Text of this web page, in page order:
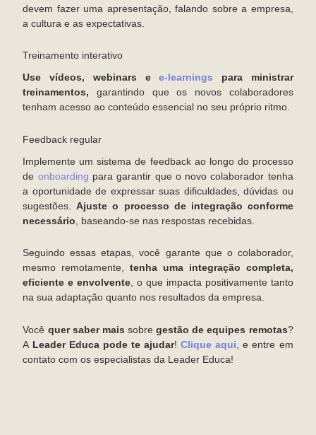
devem fazer uma apresentação, falando sobre a empresa,
a cultura e as expectativas.
Treinamento interativo
Use vídeos, webinars ee-learnings para ministrar
treinamentos, garantindo que os novos colaboradores
tenham acesso ao conteúdo essencial no seu próprio ritmo.
Feedback regular
Implemente um sistema de feedback ao longo do processo
de onboarding para garantir que o novo colaborador tenha
a oportunidade de expressar suas dificuldades, dúvidas ou
sugestões.Ajuste o processo de integração conforme
necessário , baseando-se nas respostas recebidas.
Seguindo essas etapas, você garante que o colaborador,
mesmo remotamente,tenha uma integração completa,
eficiente e envolvente, o que impacta positivamente tanto
na sua adaptação quanto nos resultados da empresa.
Você quer saber mais sobre gestão de equipes remotas?
A Leader Educa pode te ajudar!Clique aqui , e entre em
contato com os especialistas da Leader Educa!